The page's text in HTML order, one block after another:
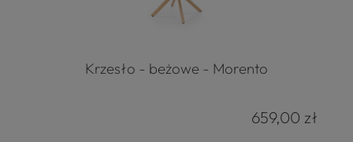
Krzesło - beżowe - Morento
659,00 zł